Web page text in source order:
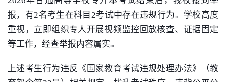
报，有2名考生在科目2考试中存在违规行为。学校高度
重视，立即组织专人开展视频监控回放核查、证据固定
等工作，经查举报内容属实。
上述考生行为违反《国家教育考试违规处理办法》（教